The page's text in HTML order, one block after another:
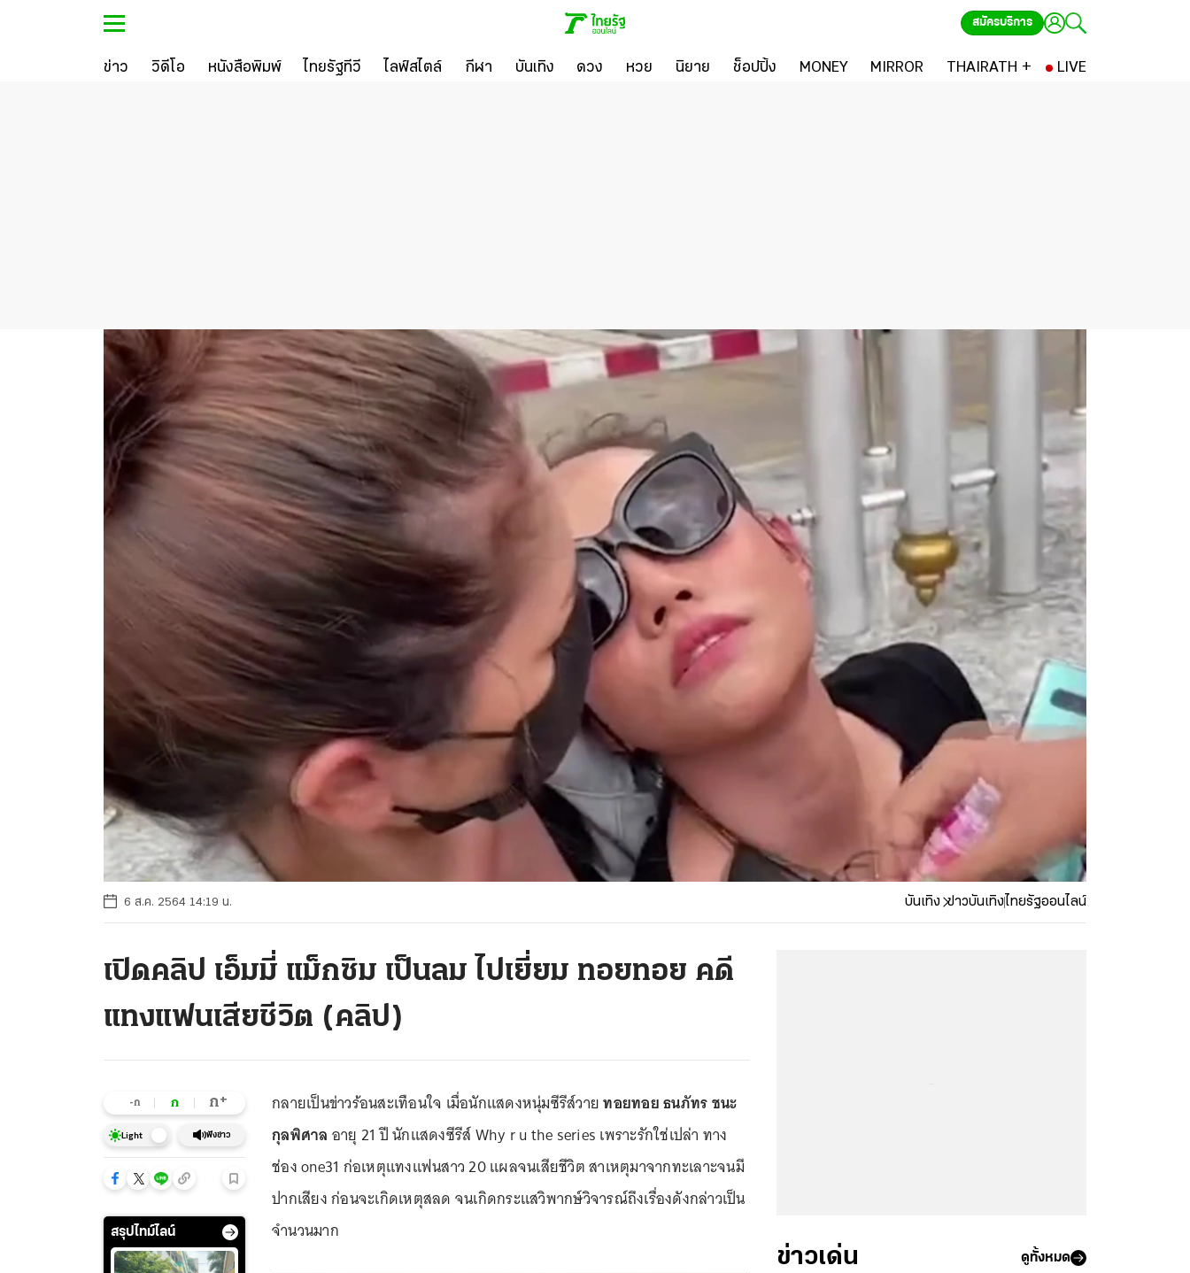
สมัครบริการ
ข่าว วิดีโอ หนังสือพิมพ์ ไทยรัฐทีวี ไลฟ์สไตล์ กีฬา บันเทิง ดวง หวย นิยาย ช็อปปิ้ง MONEY MIRROR THAIRATH + LIVE
6 ส.ค. 2564 14:19 น. บันเทิง ข่าวบันเทิงไทยรัฐออนไลน์
เปิดคลิป เอ็มมี่ แม็กซิม เป็นลม ไปเยี่ยม ทอยทอย คดี
แทงแฟนเสียชีวิต (คลิป)
-ก ก ก+
Light ฟังข่าว
สรุปไทม์ไลน์
กลายเป็นข่าวร้อนสะเทือนใจ เมื่อนักแสดงหนุ่มซีรีส์วายทอยทอย ธนภัทร ชนะ
กุลพิศาล อายุ 21 ปี นักแสดงซีรีส์ Why r u the series เพราะรักใช่เปล่า ทาง
ช่อง one31 ก่อเหตุแทงแฟนสาว 20 แผลจนเสียชีวิต สาเหตุมาจากทะเลาะจนมี
ปากเสียง ก่อนจะเกิดเหตุสลด จนเกิดกระแสวิพากษ์วิจารณ์ถึงเรื่องดังกล่าวเป็น
จำนวนมาก
ข่าวเด่น ดูทั้งหมด